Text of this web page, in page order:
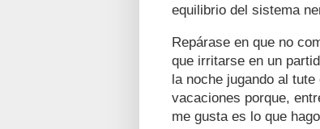
equilibrio del sistema
Repárase en que no
que irritarse en un
la noche jugando al
vacaciones porque,
me gusta es lo que